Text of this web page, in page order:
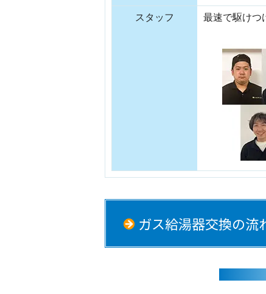
スタッフ 最速で駆けつ
ガス給湯器交換の流